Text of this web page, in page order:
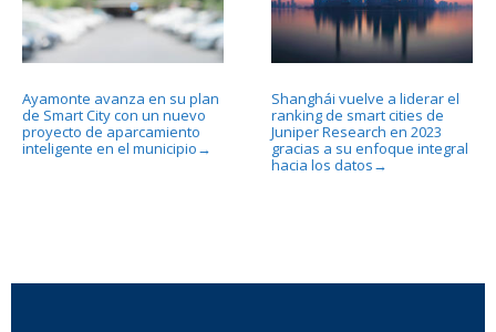
Ayamonte avanza en su plan
de Smart City con un nuevo
proyecto de aparcamiento
inteligente en el municipio →
Shanghái vuelve a liderar el
ranking de smart cities de
Juniper Research en 2023
gracias a su enfoque integral
hacia los datos →